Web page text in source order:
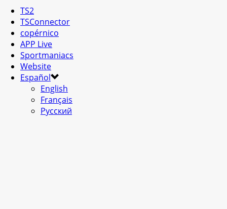
TS2
TSConnector
copérnico
APP Live
Sportmaniacs
Website
Español
English
Français
Русский